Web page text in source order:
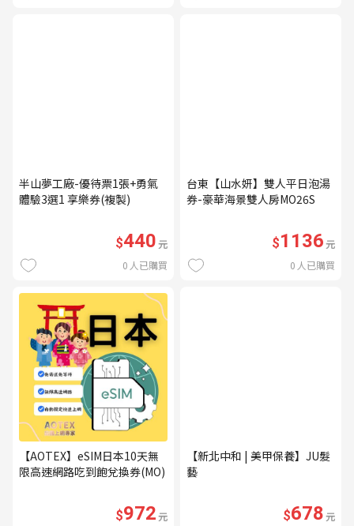
半山夢工廠-優待票1張+勇氣
體驗3選1 享樂券(複製)
$440元
0 人已購買
台東【山水妍】雙人平日泡湯
券-豪華海景雙人房MO26S
$1136元
0 人已購買
【AOTEX】eSIM日本10天無
限高速網路吃到飽兌換券(MO)
$972元
【新北中和 | 美甲保養】JU髮
藝
$678元